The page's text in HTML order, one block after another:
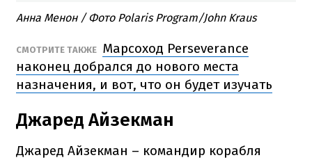
Анна Менон / Фото Polaris Program/John Kraus
СМОТРИТЕ ТАКЖЕ Марсоход Perseverance
наконец добрался до нового места
назначения, и вот, что он будет изучать
Джаред Айзекман
Джаред Айзекман – командир корабля